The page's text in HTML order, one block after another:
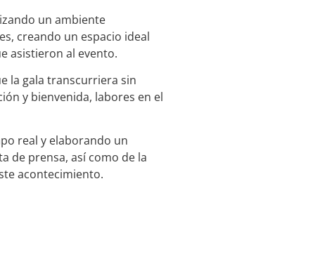
un ambiente
creando un espacio ideal
asistieron al evento.
la gala transcurriera sin
y bienvenida, labores en el
real y elaborando un
de prensa, así como de la
acontecimiento.